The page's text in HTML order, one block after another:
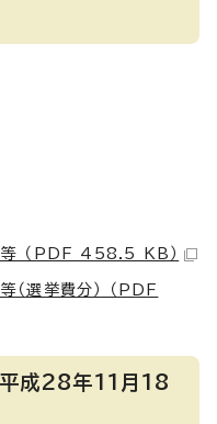
（PDF 458.5 KB）
選挙費分） （PDF
平成28年11月18